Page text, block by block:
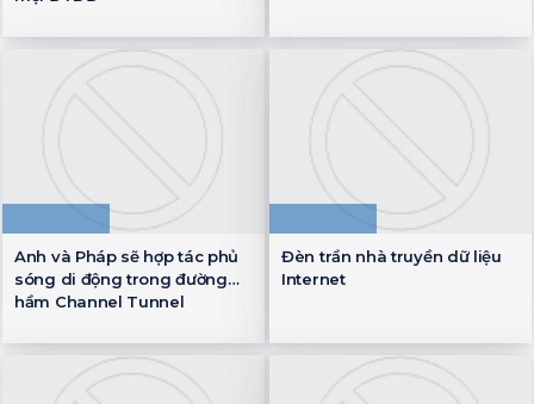
Anh và Pháp sẽ hợp tác phủ
sóng di động trong đường
hầm Channel Tunnel
Đèn trần nhà truyền dữ liệu
Internet